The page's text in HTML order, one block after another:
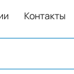
Контакты